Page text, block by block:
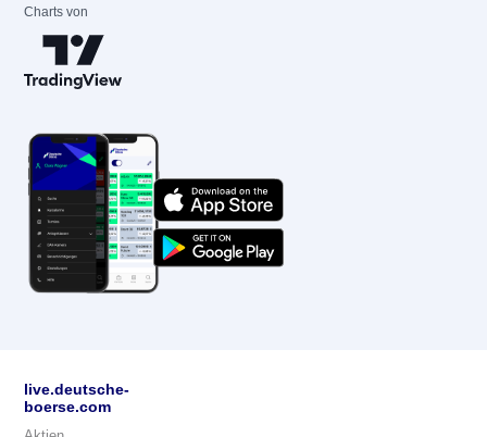
Charts von
live.deutsche-
boerse.com